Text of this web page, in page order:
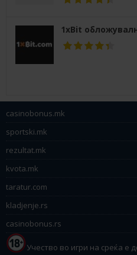
1xBit
casinobonus.mk
sportski.mk
rezultat.mk
kvota.mk
taratur.com
kladjenje.rs
casinobonus.rs
Учество во игри на среќа е